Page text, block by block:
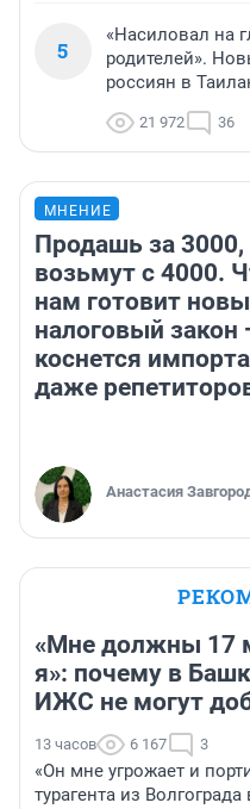
5
«Насиловал на
родителей».
россиян в
21 972 36
МНЕНИЕ
Продашь за 3000,
возьмут с 4000.
нам готовит
налоговый закон
коснется
даже
Анастасия
«Мне должны 17
я»: почему в
ИЖС не могут
13 часов 6 167 3
«Он мне угрожает и
турагента из